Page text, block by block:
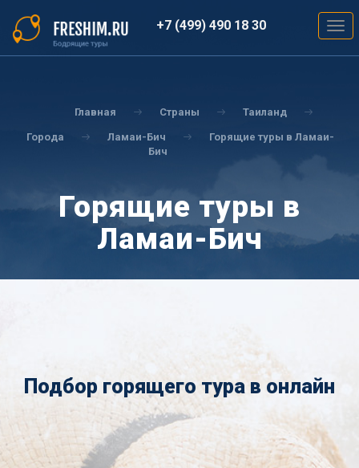
основному
содержанию
+7 (499) 490 18 30
Главная Страны Таиланд
Города Ламаи-Бич
Горящие туры в Ламаи-
Бич
Горящие туры в
Ламаи-Бич
Подбор горящего тура в онлайн